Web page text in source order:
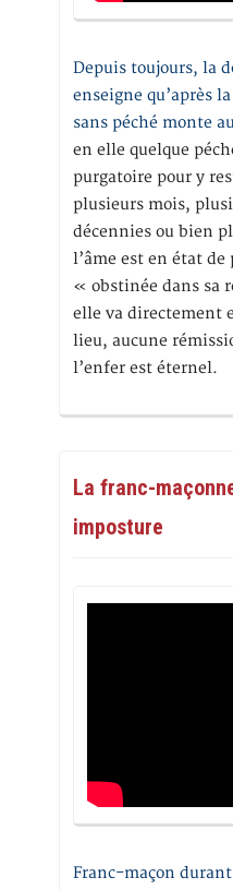
Depuis toujours, la
enseigne qu’après
sans péché monte
en elle quelque
purgatoire pour y
plusieurs mois,
décennies ou bien
l’âme est en état de
« obstinée dans sa
elle va directement
lieu, aucune
l’enfer est éternel.
La franc-
imposture
Franc-maçon